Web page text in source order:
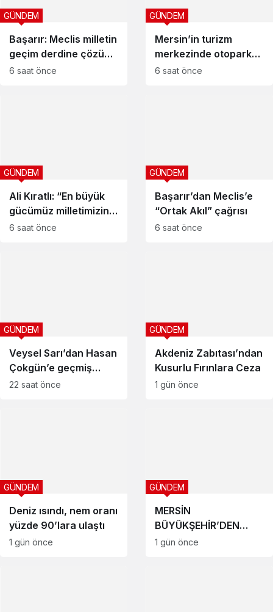
Başarır: Meclis milletin
geçim derdine çözüm
üretmeli
GÜNDEM
6 saat önce
Mersin’in turizm
merkezinde otopark
krizi
GÜNDEM
6 saat önce
Ali Kıratlı: “En büyük
gücümüz milletimizin
birlik ruhudur”
GÜNDEM
6 saat önce
Başarır’dan Meclis’e
“Ortak Akıl” çağrısı
GÜNDEM
6 saat önce
Veysel Sarı’dan Hasan
Çokgün’e geçmiş
olsun mesajı
GÜNDEM
22 saat önce
Akdeniz Zabıtası’ndan
Kusurlu Fırınlara Ceza
GÜNDEM
1 gün önce
Deniz ısındı, nem oranı
yüzde 90’lara ulaştı
GÜNDEM
1 gün önce
MERSİN
BÜYÜKŞEHİR’DEN
SICAK YAZ
GÜNDEM
1 gün önce